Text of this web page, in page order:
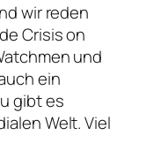
wir reden
Crisis on
und
ein
gibt es
Welt. Viel